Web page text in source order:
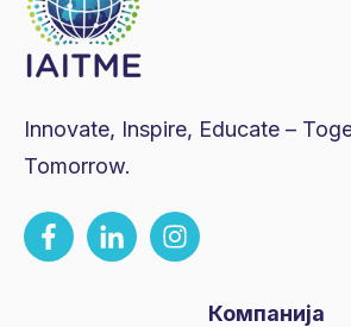
Innovate, Inspire, Educate –
Tomorrow.
Компанија